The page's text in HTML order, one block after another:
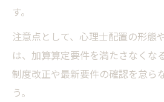
す。
注意点として、心理士配置の形態
は、加算算定要件を満たさなくな
制度改正や最新要件の確認を怠ら
う。